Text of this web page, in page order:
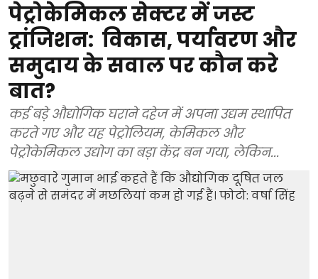
पेट्रोकेमिकल सेक्टर में जस्ट
ट्रांजिशन: विकास, पर्यावरण और
समुदाय के सवाल पर कौन करे
बात?
कई बड़े औद्योगिक घराने दहेज में अपना उद्यम स्थापित
करते गए और यह पेट्रोलियम, केमिकल और
पेट्रोकेमिकल उद्योग का बड़ा केंद्र बन गया, लेकिन...